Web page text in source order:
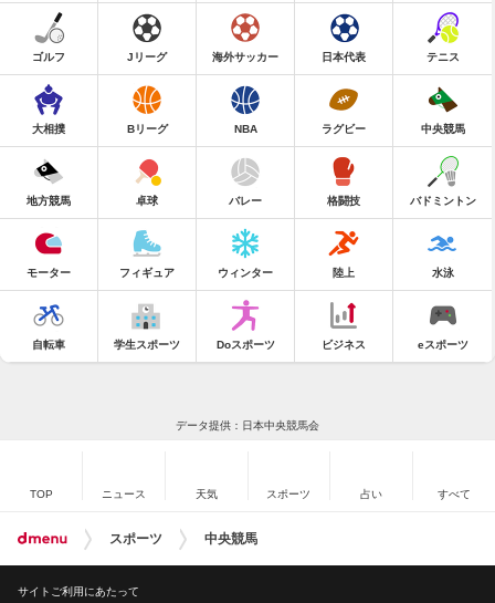
ゴルフ Jリーグ 海外サッカー 日本代表 テニス
大相撲 Bリーグ NBA ラグビー 中央競馬
地方競馬 卓球 バレー 格闘技 バドミントン
モーター フィギュア ウィンター 陸上 水泳
自転車 学生スポーツ Doスポーツ ビジネス eスポーツ
データ提供：日本中央競馬会
TOP ニュース 天気 スポーツ 占い すべて
スポーツ 中央競馬
サイトご利用にあたって